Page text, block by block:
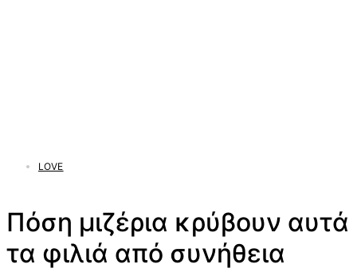
LOVE
Πόση μιζέρια κρύβουν αυτά
τα φιλιά από συνήθεια